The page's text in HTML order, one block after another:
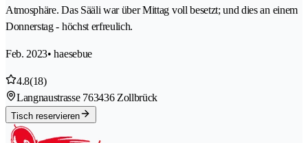
Atmosphäre. Das Sääli war über Mittag voll besetzt; und dies an einem
Donnerstag - höchst erfreulich.
Feb. 2023• haesebue
4.8(18)
Langnaustrasse 763436 Zollbrück
Tisch reservieren